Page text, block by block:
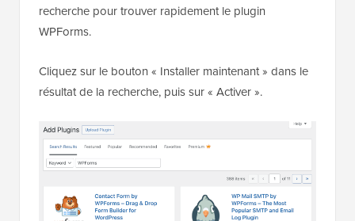
recherche pour trouver rapidement le plugin
WPForms.
Cliquez sur le bouton « Installer maintenant » dans le
résultat de la recherche, puis sur « Activer ».